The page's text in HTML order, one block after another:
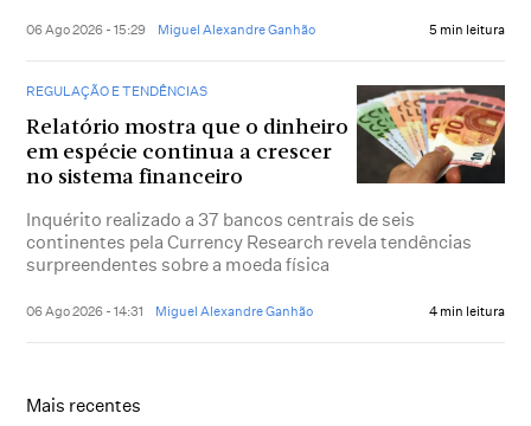
06 Ago 2026 - 15:29 Miguel Alexandre Ganhão 5 min leitura
REGULAÇÃO E TENDÊNCIAS
Relatório mostra que o dinheiro
em espécie continua a crescer
no sistema financeiro
Inquérito realizado a 37 bancos centrais de seis
continentes pela Currency Research revela tendências
surpreendentes sobre a moeda física
06 Ago 2026 - 14:31 Miguel Alexandre Ganhão 4 min leitura
Mais recentes